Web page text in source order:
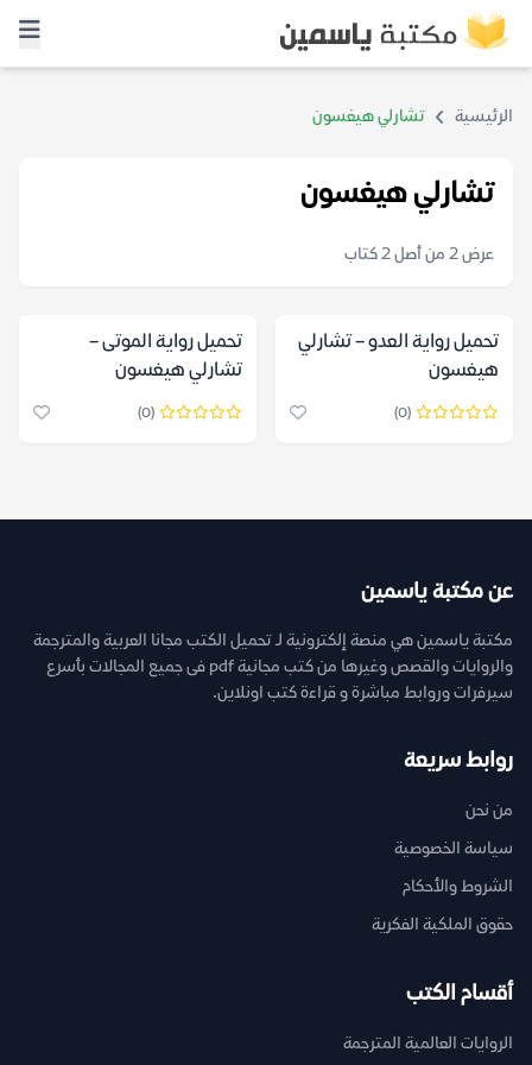
الرئيسية تشارلي هيغسون
تشارلي هيغسون
عرض 2 من أصل 2 كتاب
تحميل رواية العدو – تشارلي
هيغسون
(0)
تحميل رواية الموتى –
تشارلي هيغسون
(0)
عن مكتبة ياسمين
مكتبة ياسمين هي منصة إلكترونية لـ تحميل الكتب مجانا العربية والمترجمة
والروايات والقصص وغيرها من كتب مجانية pdf فى جميع المجالات بأسرع
سيرفرات وروابط مباشرة و قراءة كتب اونلاين.
روابط سريعة
من نحن
سياسة الخصوصية
الشروط والأحكام
حقوق الملكية الفكرية
أقسام الكتب
الروايات العالمية المترجمة